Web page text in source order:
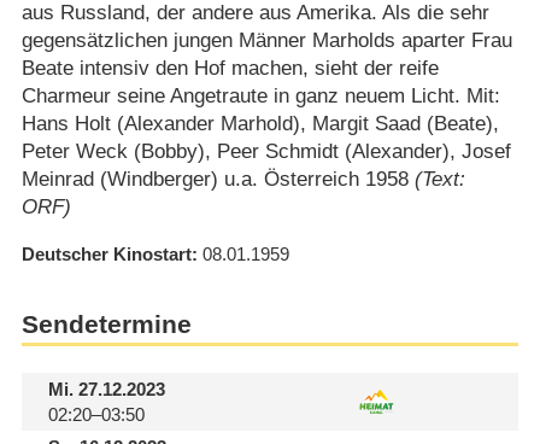
aus Russland, der andere aus Amerika. Als die sehr
gegensätzlichen jungen Männer Marholds aparter Frau
Beate intensiv den Hof machen, sieht der reife
Charmeur seine Angetraute in ganz neuem Licht. Mit:
Hans Holt (Alexander Marhold), Margit Saad (Beate),
Peter Weck (Bobby), Peer Schmidt (Alexander), Josef
Meinrad (Windberger) u.a. Österreich 1958 (Text:
ORF)
Deutscher Kinostart 08.01.1959
Sendetermine
Mi.27.12.2023
02:20–03:50